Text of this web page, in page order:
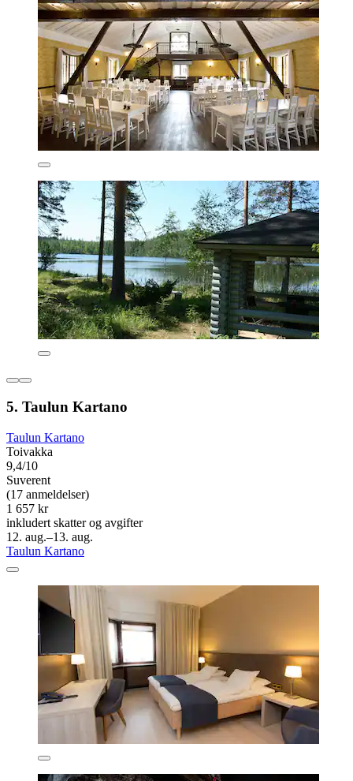
5. Taulun Kartano
Taulun Kartano
Toivakka
9,4/10
Suverent
(17 anmeldelser)
1 657 kr
inkludert skatter og avgifter
12. aug.–13. aug.
Taulun Kartano